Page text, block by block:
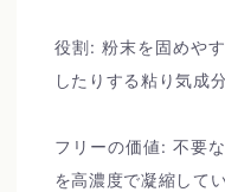
役割: 粉末を固めや
したりする粘り気成分
フリーの価値: 不要
を高濃度で凝縮してい